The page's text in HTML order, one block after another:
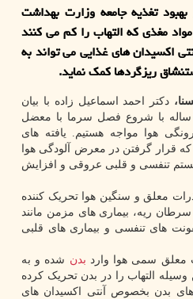
تغذیه جامعه وزارت بهداشت
مغذی که التهاب را کم می کنند
اکسیدان های غذایی می تواند به
ریزگردها کمک نماید.
دکتر احمد اسماعیل زاده با بیان
با شروع فصل سرما با معضل
هوا مواجه هستیم. یافته های
قرار گرفتن در معرض آلودگی هوا
تنفسی و قلبی عروقی و افزایش
معلق و سنگین هوا تحریک کننده
ریه، بیماری های مزمن مانند
های تنفسی و بیماری های قلبی
معلق سمی هوا وارد بدن شده و به
التهاب را در بدن تحریک کرده
بدن بخصوص آنتی اکسیدان های